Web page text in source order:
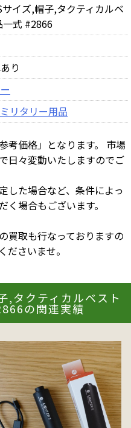
イズ,帽子,タクティカルベ
一式 #2866
り
ミリタリー用品
考価格」となります。 市場
日々変動いたしますのでご
した場合など、条件によっ
場合もございます。
買取も行なっておりますの
ださいませ。
,タクティカルベスト
の関連実績